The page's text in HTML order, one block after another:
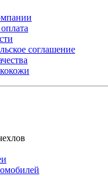
соглашение